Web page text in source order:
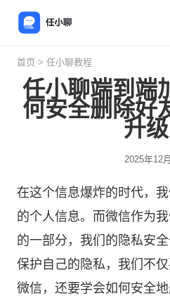
首页 > 任小聊教程
任小聊端到端
何安全删除好
升级
2025年12
在这个信息爆炸的时代，
的个人信息。而微信作为
的一部分，我们的隐私安
保护自己的隐私，我们不
微信，还要学会如何安全